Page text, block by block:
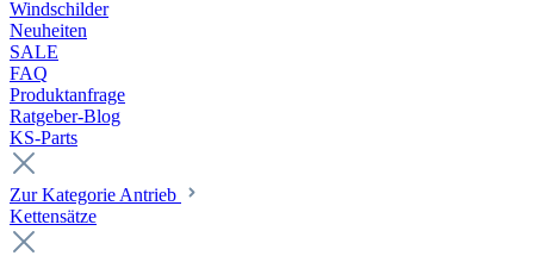
Windschilder
Neuheiten
SALE
FAQ
Produktanfrage
Ratgeber-Blog
KS-Parts
Zur Kategorie Antrieb
Kettensätze